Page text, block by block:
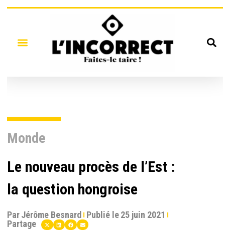
Monde
Le nouveau procès de l’Est :
la question hongroise
ParJérôme Besnard Publié le25 juin 2021
Partage